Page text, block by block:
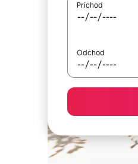
Príchod
Odchod